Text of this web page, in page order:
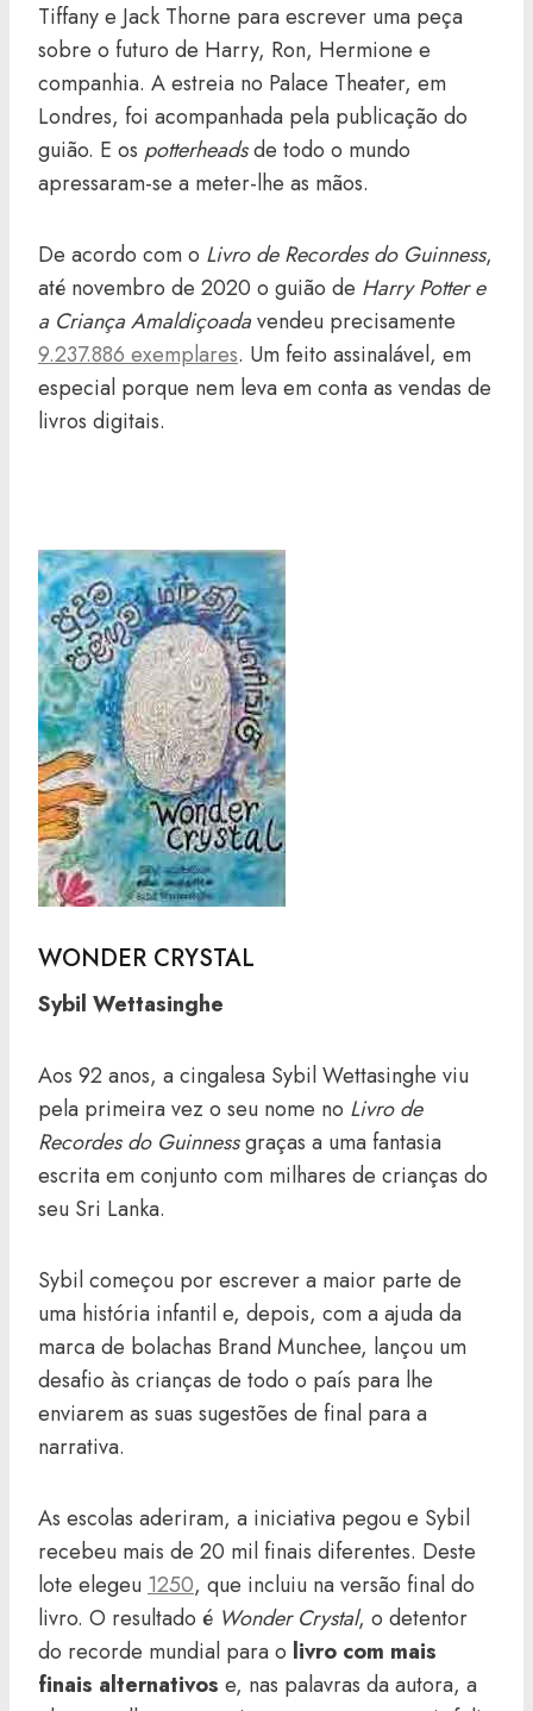
Tiffany e Jack Thorne para escrever uma peça
sobre o futuro de Harry, Ron, Hermione e
companhia. A estreia no Palace Theater, em
Londres, foi acompanhada pela publicação do
guião. E os potterheadsde todo o mundo
apressaram-se a meter-lhe as mãos.
De acordo com o Livro de Recordes do Guinness,
até novembro de 2020 o guião de Harry Potter e
a Criança Amaldiçoadavendeu precisamente
9.237.886 exemplares. Um feito assinalável, em
especial porque nem leva em conta as vendas de
livros digitais.
WONDER CRYSTAL
Sybil Wettasinghe
Aos 92 anos, a cingalesa Sybil Wettasinghe viu
pela primeira vez o seu nome no Livro de
Recordes do Guinnessgraças a uma fantasia
escrita em conjunto com milhares de crianças do
seu Sri Lanka.
Sybil começou por escrever a maior parte de
uma história infantil e, depois, com a ajuda da
marca de bolachas Brand Munchee, lançou um
desafio às crianças de todo o país para lhe
enviarem as suas sugestões de final para a
narrativa.
As escolas aderiram, a iniciativa pegou e Sybil
recebeu mais de 20 mil finais diferentes. Deste
lote elegeu 1250, que incluiu na versão final do
livro. O resultado é Wonder Crystal, o detentor
do recorde mundial para o livro com mais
finais alternativos e, nas palavras da autora, a